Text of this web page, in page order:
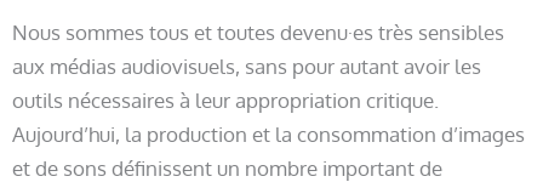
Nous sommes tous et toutes devenu·es très sensibles
aux médias audiovisuels, sans pour autant avoir les
outils nécessaires à leur appropriation critique.
Aujourd’hui, la production et la consommation d’images
et de sons définissent un nombre important de